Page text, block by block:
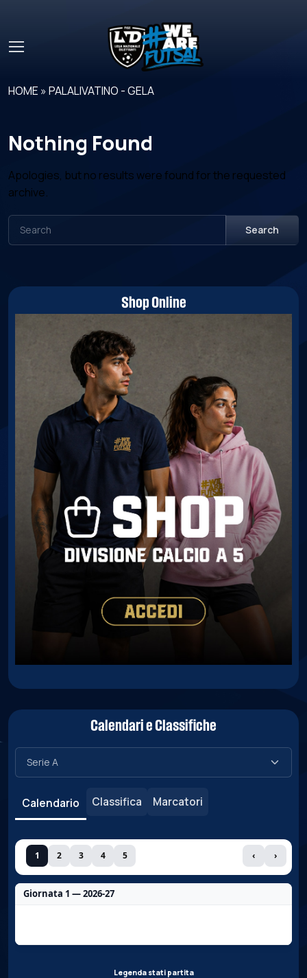
HOME »PALALIVATINO - GELA
Nothing Found
Apologies, but no results were found for the requested
archive.
Search
Shop Online
Calendari e Classifiche
Calendario Classifica Marcatori
1 2 3 4 5 ‹ ›
Giornata 1 — 2026-27
Legenda stati partita